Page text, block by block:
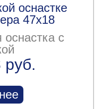
оснастке
47x18
оснастка с
руб.